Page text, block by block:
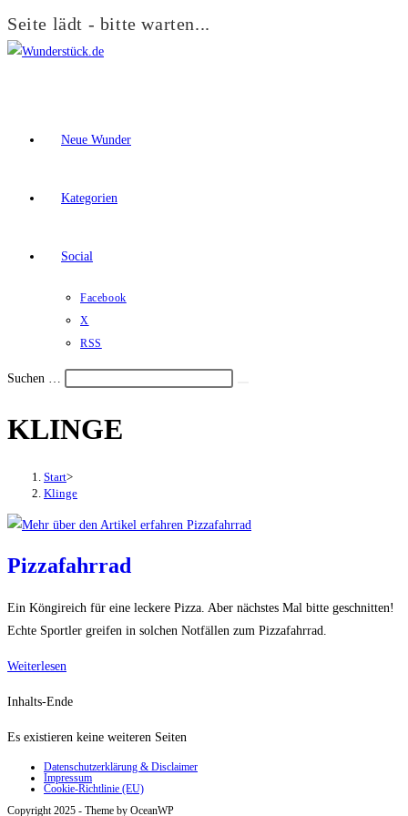
Seite lädt - bitte warten...
Zum
Neue Wunder
Kategorien
Social
Facebook
X
RSS
Suchen …
den
das
aus-
einzuklappen
KLINGE
Start>
Klinge
Pizzafahrrad
Ein Köngireich für eine leckere Pizza. Aber nächstes Mal bitte geschnitten!
Echte Sportler greifen in solchen Notfällen zum Pizzafahrrad.
Weiterlesen
Inhalts-Ende
Es existieren keine weiteren Seiten
Datenschutzerklärung & Disclaimer
Impressum
Cookie-Richtlinie (EU)
Copyright 2025 - Theme by OceanWP